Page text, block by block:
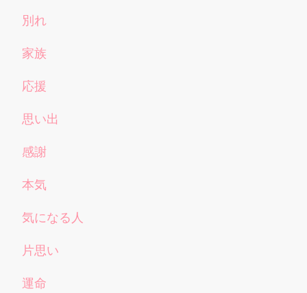
別れ
家族
応援
思い出
感謝
本気
気になる人
片思い
運命